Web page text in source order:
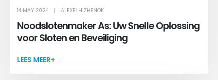
14 MAY 2024 ALEXEI HIZHENOK
Noodslotenmaker As: Uw Snelle Oplossing
voor Sloten en Beveiliging
LEES MEER+